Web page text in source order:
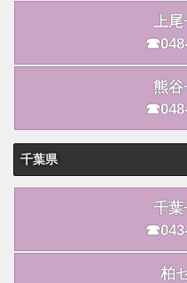
上
熊
千葉県
千葉
柏